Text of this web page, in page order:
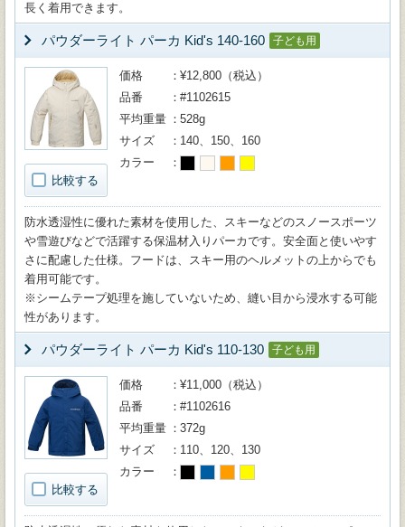
長く着用できます。
パウダーライト パーカ Kid's 140-160 子ども用
比較する
価格
¥12,800（税込）
品番
#1102615
平均重量
528g
サイズ
140、150、160
カラー
防水透湿性に優れた素材を使用した、スキーなどのスノースポーツ
や雪遊びなどで活躍する保温材入りパーカです。安全面と使いやす
さに配慮した仕様。フードは、スキー用のヘルメットの上からでも
着用可能です。
※シームテープ処理を施していないため、縫い目から浸水する可能
性があります。
パウダーライト パーカ Kid's 110-130 子ども用
比較する
価格
¥11,000（税込）
品番
#1102616
平均重量
372g
サイズ
110、120、130
カラー